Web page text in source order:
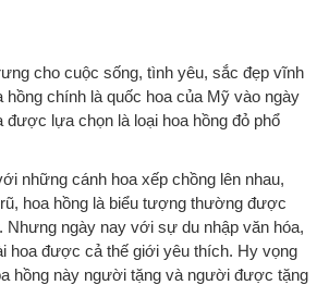
cho cuộc sống, tình yêu, sắc đẹp vĩnh
hồng chính là quốc hoa của Mỹ vào ngày
được lựa chọn là loại hoa hồng đỏ phổ
những cánh hoa xếp chồng lên nhau,
hoa hồng là biểu tượng thường được
Nhưng ngày nay với sự du nhập văn hóa,
hoa được cả thế giới yêu thích. Hy vọng
hồng này người tặng và người được tặng